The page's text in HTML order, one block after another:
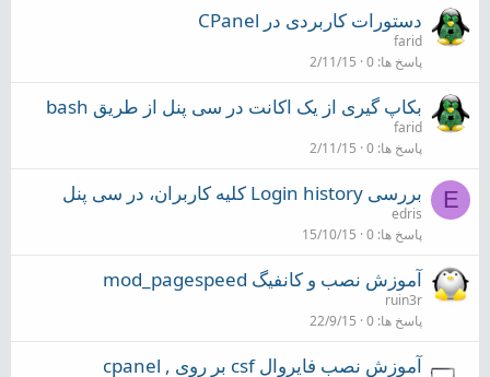
دستورات کاربردی در CPanel
farid
پاسخ ها 0
2/11/15
بکاپ گیری از یک اکانت در سی پنل از طریق bash
farid
پاسخ ها 0
2/11/15
E بررسی Login history کلیه کاربران، در سی پنل
edris
پاسخ ها 0
15/10/15
آموزش نصب و کانفیگ mod_pagespeed
ruin3r
پاسخ ها 0
22/9/15
آموزش نصب فایروال csf بر روی cpanel ,